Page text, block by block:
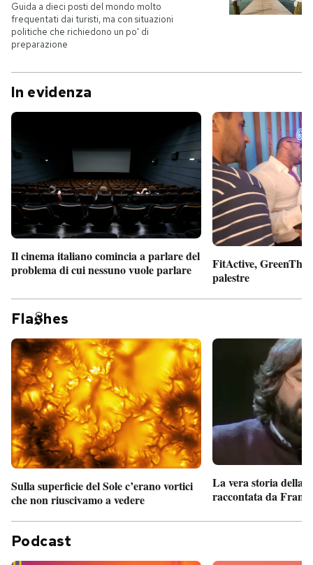
Guida a dieci posti del mondo molto
frequentati dai turisti, ma con situazioni
politiche che richiedono un po' di
preparazione
In evidenza
Il cinema italiano comincia a parlare del
problema di cui nessuno vuole parlare
FitActive,
palestre
Fla hes
Sulla superficie del Sole c’erano vortici
che non riuscivamo a vedere
La vera storia della
raccontata da
Podcast